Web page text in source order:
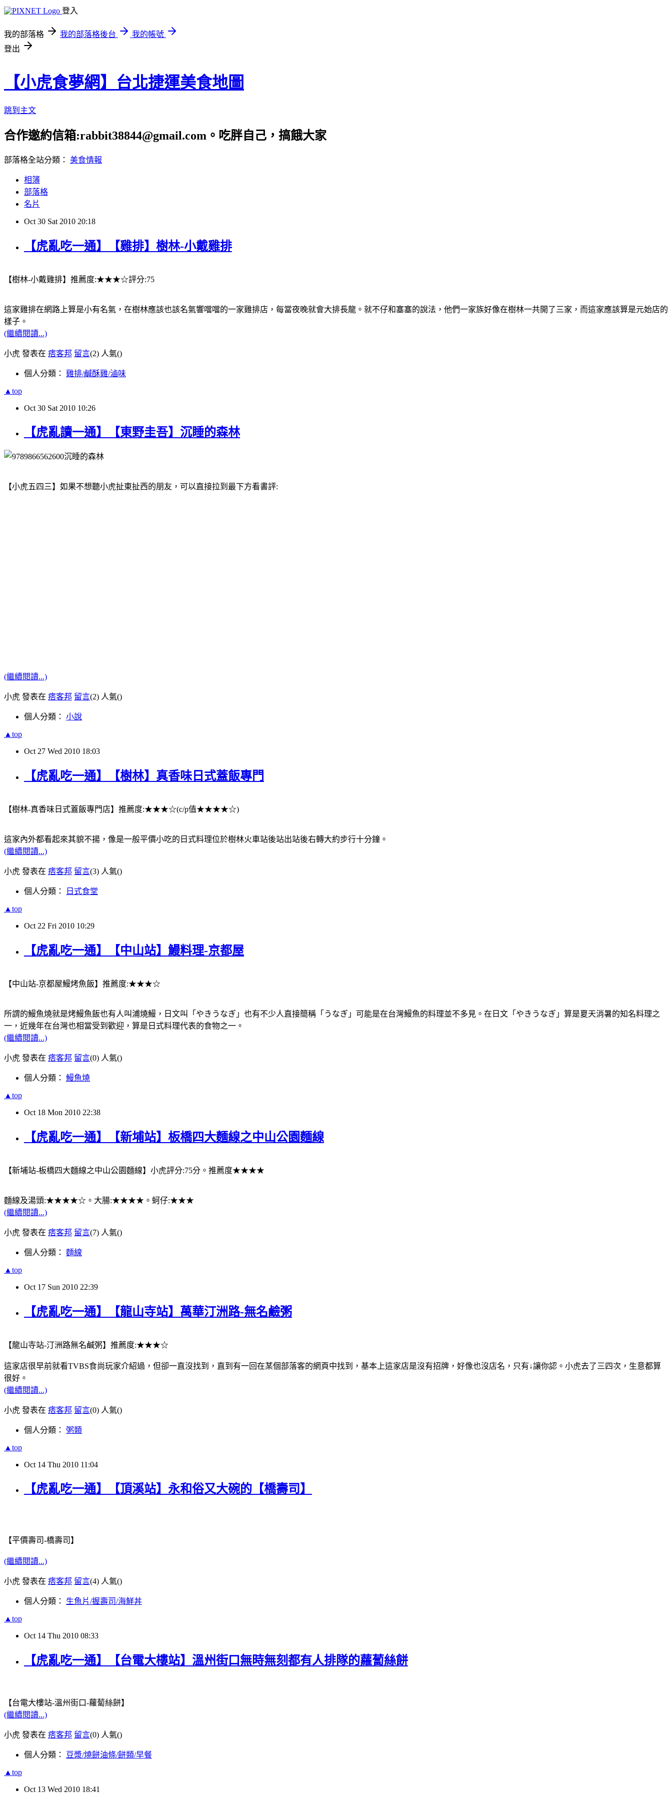
登入
我的部落格 我的部落格後台
我的帳號
登出
【小虎食夢網】台北捷運美食地圖
跳到主文
合作邀約信箱:rabbit38844@gmail.com。吃胖自己，搞餓大家
部落格全站分類： 美食情報
相簿
部落格
名片
Oct 30 Sat 2010 20:18
【虎亂吃一通】【雞排】樹林-小戴雞排
【樹林-小戴雞排】推薦度:★★★☆評分:75
這家雞排在網路上算是小有名氣，在樹林應該也該名氣響噹噹的一家雞排店，每當夜晚就會大排長龍。就不仔和塞塞的說法，他們一家族好像在樹林一共開了三家，而這家應該算是元始店的
樣子。
(繼續閱讀...)
小虎 發表在 痞客邦 留言(2) 人氣()
個人分類： 雞排/鹹酥雞/滷味
▲top
Oct 30 Sat 2010 10:26
【虎亂讀一通】【東野圭吾】沉睡的森林
【小虎五四三】如果不想聽小虎扯東扯西的朋友，可以直接拉到最下方看書評:
(繼續閱讀...)
小虎 發表在 痞客邦 留言(2) 人氣()
個人分類： 小說
▲top
Oct 27 Wed 2010 18:03
【虎亂吃一通】【樹林】真香味日式蓋飯專門
【樹林-真香味日式蓋飯專門店】推薦度:★★★☆(c/p值★★★★☆)
這家內外都看起來其貌不揚，像是一般平價小吃的日式料理位於樹林火車站後站出站後右轉大約步行十分鐘。
(繼續閱讀...)
小虎 發表在 痞客邦 留言(3) 人氣()
個人分類： 日式食堂
▲top
Oct 22 Fri 2010 10:29
【虎亂吃一通】【中山站】鰻料理-京都屋
【中山站-京都屋鰻烤魚飯】推薦度:★★★☆
所謂的鰻魚燒就是烤鰻魚飯也有人叫浦燒鰻，日文叫「やきうなぎ」也有不少人直接簡稱「うなぎ」可能是在台灣鰻魚的料理並不多見。在日文「やきうなぎ」算是夏天消暑的知名料理之
一，近幾年在台灣也相當受到歡迎，算是日式料理代表的食物之一。
(繼續閱讀...)
小虎 發表在 痞客邦 留言(0) 人氣()
個人分類： 鰻魚燒
▲top
Oct 18 Mon 2010 22:38
【虎亂吃一通】【新埔站】板橋四大麵線之中山公園麵線
【新埔站-板橋四大麵線之中山公園麵線】小虎評分:75分。推薦度★★★★
麵線及湯頭:★★★★☆。大腸:★★★★。蚵仔:★★★
(繼續閱讀...)
小虎 發表在 痞客邦 留言(7) 人氣()
個人分類： 麵線
▲top
Oct 17 Sun 2010 22:39
【虎亂吃一通】【龍山寺站】萬華汀洲路-無名鹼粥
【龍山寺站-汀洲路無名鹹粥】推薦度:★★★☆
這家店很早前就看TVBS食尚玩家介紹過，但卻一直沒找到，直到有一回在某個部落客的網頁中找到，基本上這家店是沒有招牌，好像也沒店名，只有↓讓你認。小虎去了三四次，生意都算
很好。
(繼續閱讀...)
小虎 發表在 痞客邦 留言(0) 人氣()
個人分類： 粥類
▲top
Oct 14 Thu 2010 11:04
【虎亂吃一通】【頂溪站】永和俗又大碗的【橋壽司】
【平價壽司-橋壽司】
(繼續閱讀...)
小虎 發表在 痞客邦 留言(4) 人氣()
個人分類： 生魚片/握壽司/海鮮丼
▲top
Oct 14 Thu 2010 08:33
【虎亂吃一通】【台電大樓站】溫州街口無時無刻都有人排隊的蘿蔔絲餅
【台電大樓站-溫州街口-蘿蔔絲餅】
(繼續閱讀...)
小虎 發表在 痞客邦 留言(0) 人氣()
個人分類： 豆漿/燒餅油條/餅類/早餐
▲top
Oct 13 Wed 2010 18:41